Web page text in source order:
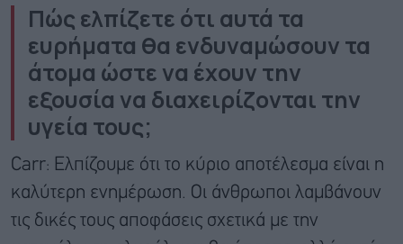
Πώς ελπίζετε ότι αυτά τα
ευρήματα θα ενδυναμώσουν τα
άτομα ώστε να έχουν την
εξουσία να διαχειρίζονται την
υγεία τους;
Carr: Ελπίζουμε ότι το κύριο αποτέλεσμα είναι η
καλύτερη ενημέρωση. Οι άνθρωποι λαμβάνουν
τις δικές τους αποφάσεις σχετικά με την